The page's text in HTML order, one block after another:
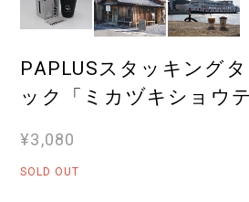
PAPLUSスタッキング
ック「ミカヅキショウテ
¥3,080